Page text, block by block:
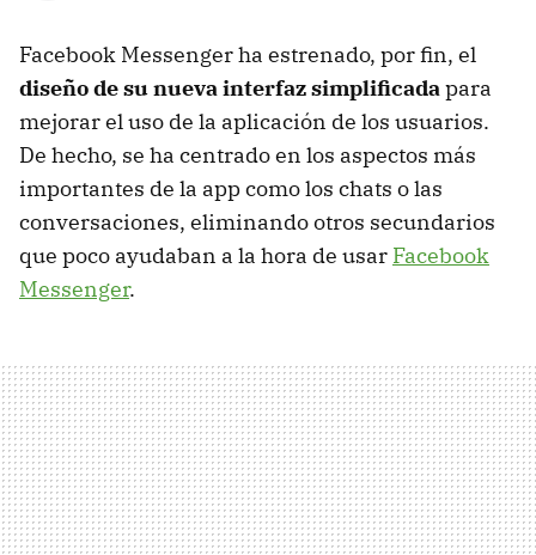
Facebook Messenger ha estrenado, por fin, el
diseño de su nueva interfaz simplificadapara
mejorar el uso de la aplicación de los usuarios.
De hecho, se ha centrado en los aspectos más
importantes de la app como los chats o las
conversaciones, eliminando otros secundarios
que poco ayudaban a la hora de usar Facebook
Messenger.